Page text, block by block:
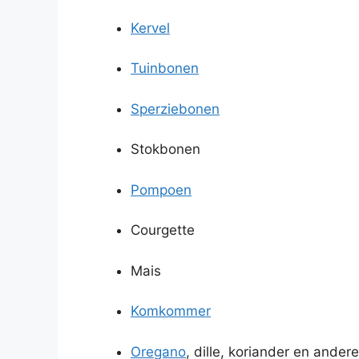
Kervel
Tuinbonen
Sperziebonen
Stokbonen
Pompoen
Courgette
Mais
Komkommer
Oregano, dille, koriander en andere